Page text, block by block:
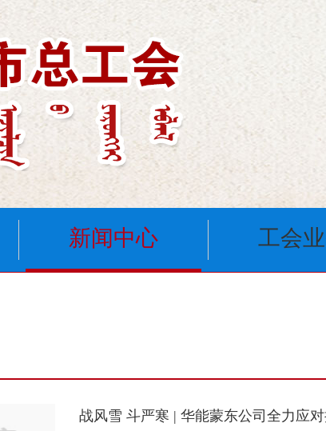
新闻中心 工会
战风雪 斗严寒 | 华能蒙东公司全力应